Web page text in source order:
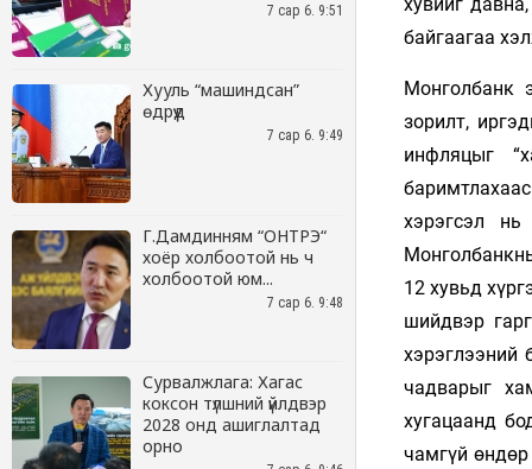
7 сар 6. 9:51
Хууль “машиндсан”
өдрүүд
7 сар 6. 9:49
Г.Дамдинням “ОНТРЭ“
хоёр холбоотой нь ч
холбоотой юм...
7 сар 6. 9:48
Сурвалжлага: Хагас
коксон түлшний үйлдвэр
2028 онд ашиглалтад
орно